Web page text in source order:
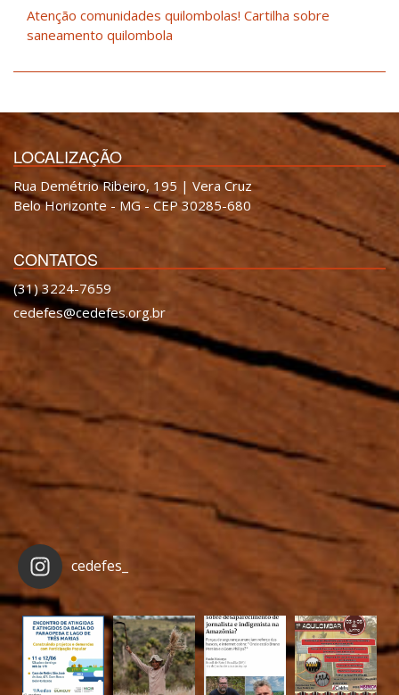
Atenção comunidades quilombolas! Cartilha sobre
saneamento quilombola
LOCALIZAÇÃO
Rua Demétrio Ribeiro, 195 | Vera Cruz
Belo Horizonte - MG - CEP 30285-680
CONTATOS
(31) 3224-7659
cedefes@cedefes.org.br
cedefes_